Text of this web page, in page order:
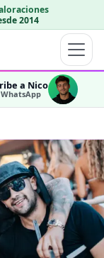
2014
a Nico
OK